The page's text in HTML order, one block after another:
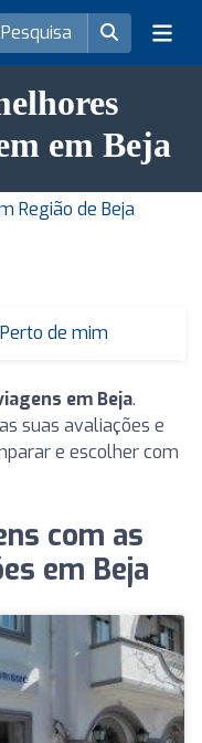
em Beja
Região de Beja
Perto de mim
em Beja.
suas avaliações e
e escolher com
com as
em Beja